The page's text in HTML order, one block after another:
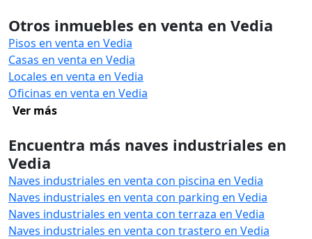
Otros inmuebles en venta en Vedia
Pisos en venta en Vedia
Casas en venta en Vedia
Locales en venta en Vedia
Oficinas en venta en Vedia
Ver más
Encuentra más naves industriales en
Vedia
Naves industriales en venta con piscina en Vedia
Naves industriales en venta con parking en Vedia
Naves industriales en venta con terraza en Vedia
Naves industriales en venta con trastero en Vedia